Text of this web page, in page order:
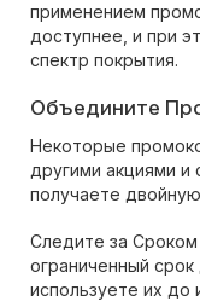
применением
доступнее, и при
спектр покрытия.
Объедините
Некоторые
другими акциями и
получаете
Следите за
ограниченный
используете их до